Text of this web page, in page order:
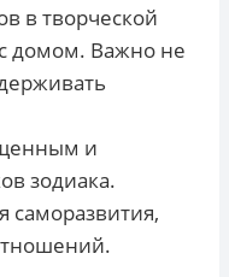
в творческой
домом. Важно не
и
зодиака.
саморазвития,